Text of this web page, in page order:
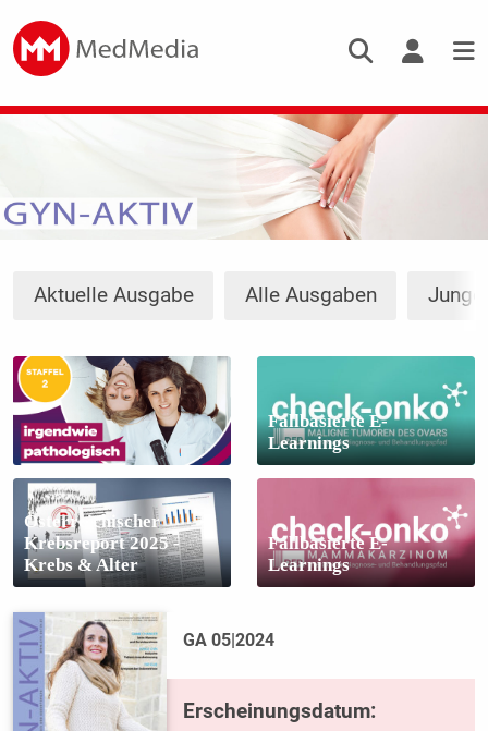
Aktuelle Ausgabe Alle Ausgaben Junge
Fallbasierte E-
Learnings
Österreichischer
Krebsreport 2025 -
Krebs & Alter
Fallbasierte E-
Learnings
GA 05|2024
Erscheinungsdatum: